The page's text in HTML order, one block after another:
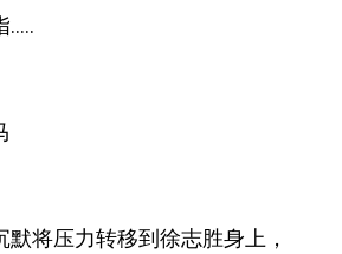
.....
将压力转移到徐志胜身上，